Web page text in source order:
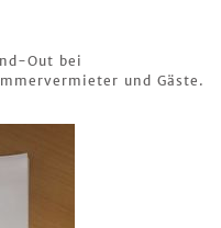
Out bei
und Gäste.